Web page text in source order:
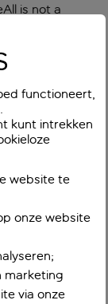
is not a
functioneert,
kunt intrekken
website te
onze website
marketing
via onze